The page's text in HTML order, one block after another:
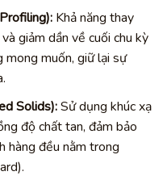
Khả năng thay
giảm dần về cuối chu kỳ
mong muốn, giữ lại sự
Solids):Sử dụng khúc xạ
độ chất tan, đảm bảo
hàng đều nằm trong